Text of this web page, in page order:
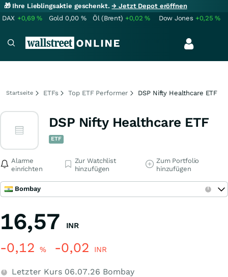
🎁 Ihre Lieblingsaktie geschenkt.→ Jetzt Depot eröffnen
DAX +0,69% Gold 0,00 % Öl (Brent) +0,02% Dow Jones +0,25%
Startseite ETFs Top ETF Performer DSP Nifty Healthcare ETF
DSP Nifty Healthcare ETF
ETF
Alarme
einrichten
Zur Watchlist
hinzufügen
Zum Portfolio
hinzufügen
Bombay
16,57 INR
-0,12 % -0,02 INR
Letzter Kurs 06.07.26 Bombay